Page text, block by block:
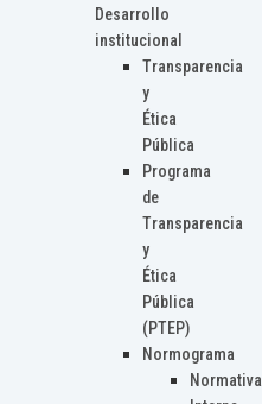
Desarrollo
institucional
Transparencia
y
Ética
Pública
Programa
de
Transparencia
y
Ética
Pública
(PTEP)
Normograma
Normativa